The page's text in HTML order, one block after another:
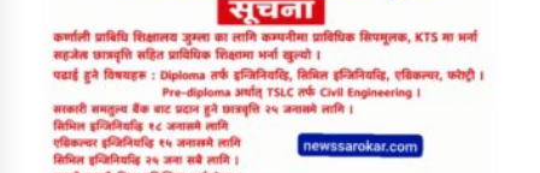
तातोपानी गाउँपालिका जुम्लाको महिला तथा लैङ्गिक हिंसा
सम्बन्धी सूचना सन्देश
तातोपानी गाउँपालिका जुम्लाको महिनावारी सम्बन्धिकाे
सन्देश
तातोपानी गाउँपालिका जुम्लाको बालविवाह सन्देश